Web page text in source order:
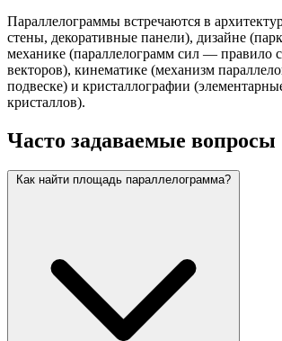
Параллелограммы встречаются в
стены, декоративные панели), дизайне
механике (параллелограмм сил — правило
векторов), кинематике (механизм
подвеске) и кристаллографии
кристаллов).
Часто задаваемые вопросы
Как найти площадь параллелограмма?